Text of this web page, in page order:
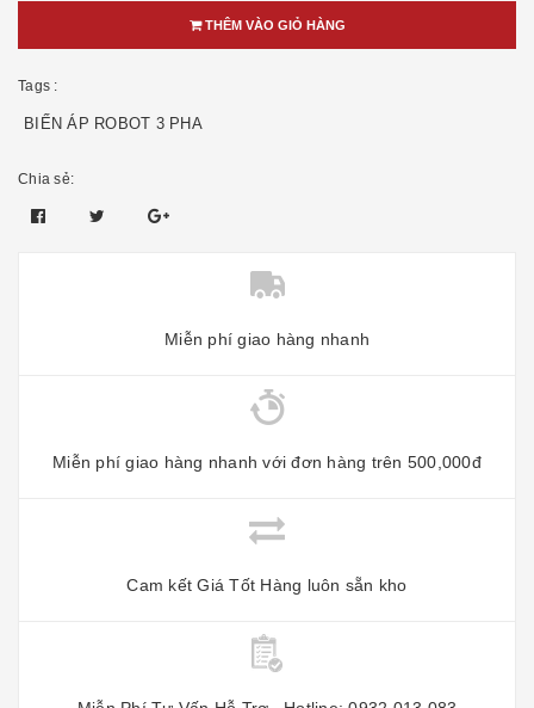
THÊM VÀO GIỎ HÀNG
Tags :
BIẾN ÁP ROBOT 3 PHA
Chia sẻ:
Miễn phí giao hàng nhanh
Miễn phí giao hàng nhanh với đơn hàng trên 500,000đ
Cam kết Giá Tốt Hàng luôn sẵn kho